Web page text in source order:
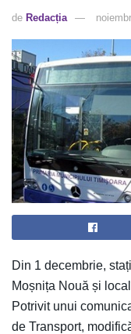
de Redacția
Din 1 decembrie,
Moșnița Nouă și
Potrivit unui
de Transport,